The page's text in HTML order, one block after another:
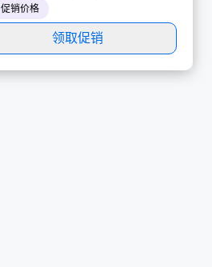
促销价格
领取促销